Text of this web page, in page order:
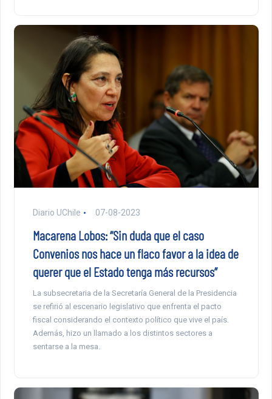
Diario UChile 07-08-2023
Macarena Lobos: “Sin duda que el caso
Convenios nos hace un flaco favor a la idea de
querer que el Estado tenga más recursos”
La subsecretaria de la Secretaría General de la Presidencia
se refirió al escenario legislativo que enfrenta el pacto
fiscal considerando el contexto político que vive el país.
Además, hizo un llamado a los distintos sectores a
sentarse a la mesa.